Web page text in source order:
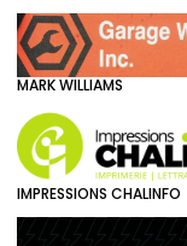
MARK WILLIAMS
IMPRESSIONS CHALINFO